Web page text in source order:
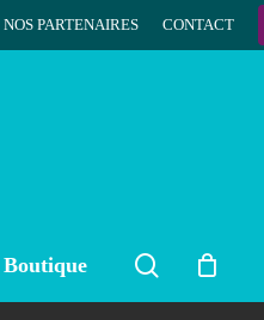
NOS PARTENAIRES CONTACT
Boutique search